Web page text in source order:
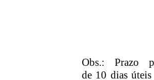
Obs.: Prazo
de 10 dias úteis